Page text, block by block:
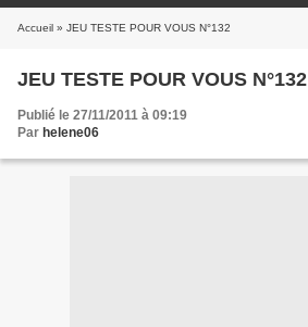
Accueil » JEU TESTE POUR VOUS N°132
JEU TESTE POUR VOUS N°132
Publié le 27/11/2011 à 09:19
Par helene06